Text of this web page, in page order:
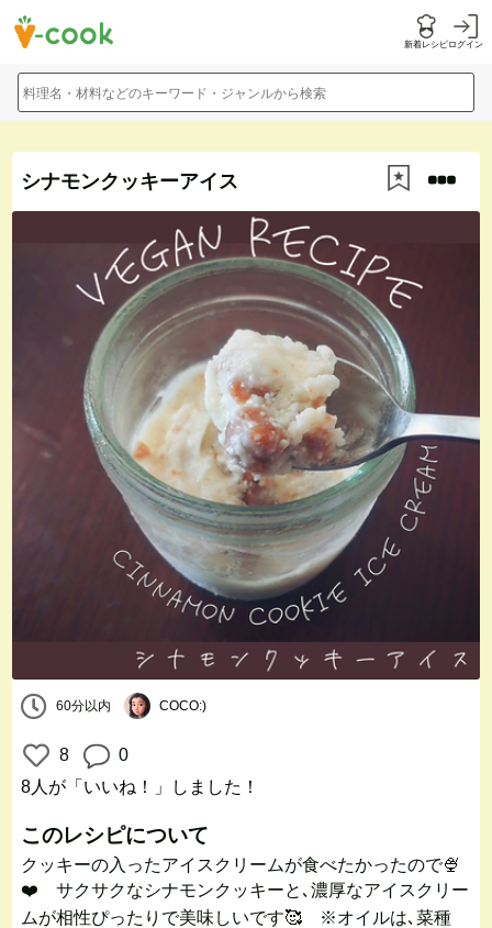
新着レシピログイン
料理名・材料などのキーワード・ジャンルから検索
シナモンクッキーアイス
60分以内 COCO:)
8
0
8人 が「いいね！」しました！
このレシピについて
クッキーの入ったアイスクリームが食べたかったので🍨
❤️ サクサクなシナモンクッキーと､濃厚なアイスクリー
ムが相性ぴったりで美味しいです🥰 ※オイルは､菜種